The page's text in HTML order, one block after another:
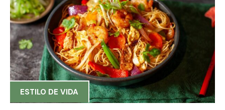
ESTILO DE VIDA